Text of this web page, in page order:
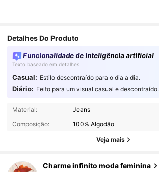
Detalhes Do Produto
Funcionalidade de inteligência artificial
Texto baseado em detalhes
Casual: Estilo descontraído para o dia a dia.
Diário: Feito para um visual casual e descontraído.
Material:
Jeans
Composição:
100% Algodão
Veja mais
Charme infinito moda feminina
4,88
10K Seguidores